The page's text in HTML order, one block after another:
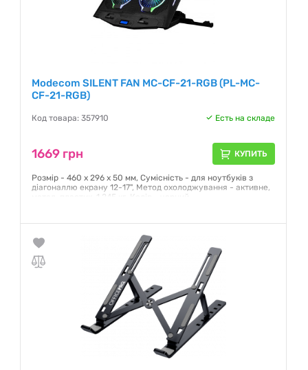
Modecom SILENT FAN MC-CF-21-RGB (PL-MC-
CF-21-RGB)
Код товара: 357910 Есть на складе
1669 грн КУПИТЬ
Розмір - 460 х 296 х 50 мм, Сумісність - для ноутбуків з
діагоналлю екрану 12-17", Метод охолоджування - активне,
метал, пластик, 1.245 кг, Колір - чорний